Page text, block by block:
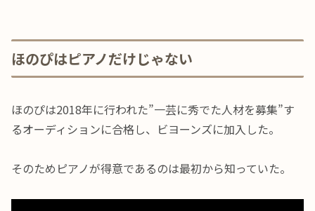
ほのぴはピアノだけじゃない
ほのぴは2018年に行われた”一芸に秀でた人材を募集”す
るオーディションに合格し、ビヨーンズに加入した。
そのためピアノが得意であるのは最初から知っていた。